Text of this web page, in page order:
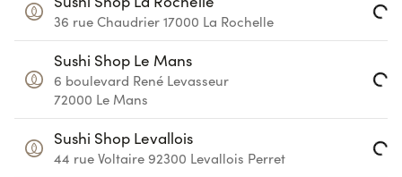
36 rue Chaudrier 17000 La Rochelle Loading...
Sushi Shop Le Mans
6 boulevard René Levasseur
72000 Le Mans Loading...
Sushi Shop Levallois
44 rue Voltaire 92300 Levallois Perret